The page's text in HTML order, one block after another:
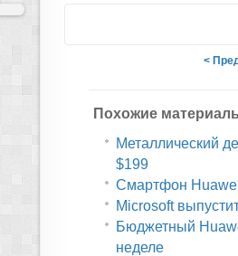
<
Похожие
Металлический
$199
Смартфон
Microsoft
Бюджетный
неделе